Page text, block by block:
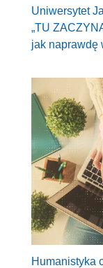
Uniwersytet
„TU
jak naprawdę
Humanistyka